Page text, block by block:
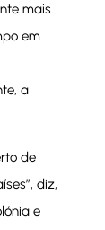
mais
em
a
de
diz,
e